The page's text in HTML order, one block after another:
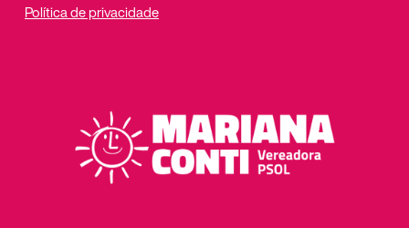
Política de privacidade